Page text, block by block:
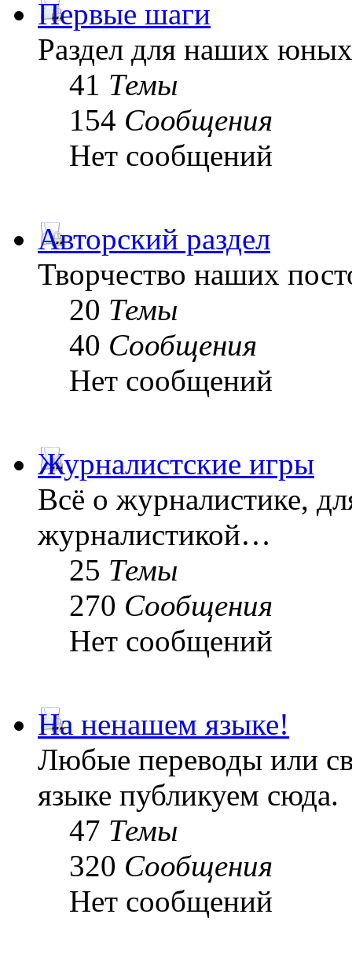
Первые шаги
Раздел для наших
41 Темы
154 Сообщения
Нет сообщений
Авторский раздел
Творчество наших
20 Темы
40 Сообщения
Нет сообщений
Журналистские игры
Всё о журналистике,
журналистикой…
25 Темы
270 Сообщения
Нет сообщений
На ненашем языке!
Любые переводы или
языке публикуем сюда.
47 Темы
320 Сообщения
Нет сообщений